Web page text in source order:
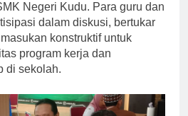
Negeri Kudu. Para guru dan
dalam diskusi, bertukar
konstruktif untuk
program kerja dan
di sekolah.